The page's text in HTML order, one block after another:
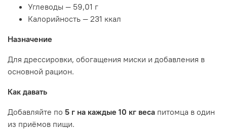
Углеводы — 59,01 г
Калорийность — 231 ккал
Назначение
Для дрессировки, обогащения миски и добавления в
основной рацион.
Как давать
Добавляйте по 5 г на каждые 10 кг веса питомца в один
из приёмов пищи.